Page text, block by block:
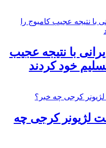
با نتیجه عجیب
خود کردند
لژیونر کرجی چه